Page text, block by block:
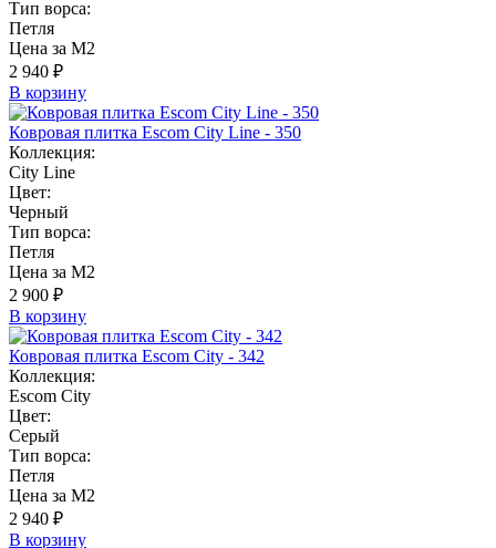
Тип ворса:
Петля
Цена за М2
2 940 ₽
В корзину
Ковровая плитка Escom City Line - 350
Коллекция:
City Line
Цвет:
Черный
Тип ворса:
Петля
Цена за М2
2 900 ₽
В корзину
Ковровая плитка Escom City - 342
Коллекция:
Escom City
Цвет:
Серый
Тип ворса:
Петля
Цена за М2
2 940 ₽
В корзину